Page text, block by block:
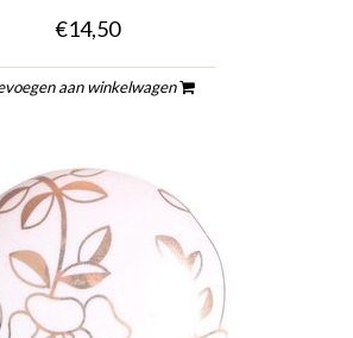
€14,50
aan winkelwagen